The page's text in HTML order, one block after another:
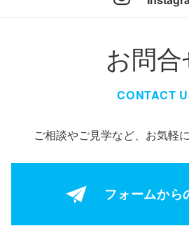
お問合
CONTACT
ご相談やご見学など、お気軽
フォームから